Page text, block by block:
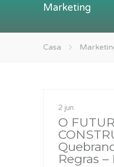
Marketing
Casa
2 jun
O
Regras –